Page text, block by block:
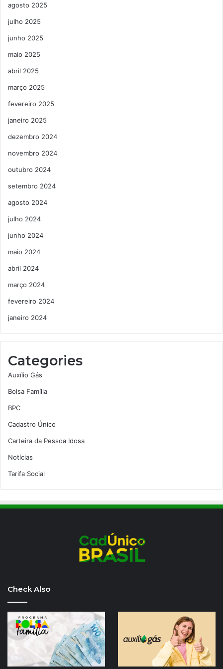
agosto 2025
julho 2025
junho 2025
maio 2025
abril 2025
março 2025
fevereiro 2025
janeiro 2025
dezembro 2024
novembro 2024
outubro 2024
setembro 2024
agosto 2024
julho 2024
junho 2024
maio 2024
abril 2024
março 2024
fevereiro 2024
janeiro 2024
Categories
Auxílio Gás
Bolsa Família
BPC
Cadastro Único
Carteira da Pessoa Idosa
Notícias
Tarifa Social
Check Also